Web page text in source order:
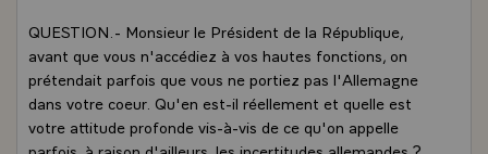
QUESTION.- Monsieur le Président de la République,
avant que vous n'accédiez à vos hautes fonctions, on
prétendait parfois que vous ne portiez pas l'Allemagne
dans votre coeur. Qu'en est-il réellement et quelle est
votre attitude profonde vis-à-vis de ce qu'on appelle
parfois, à raison d'ailleurs, les incertitudes allemandes ?